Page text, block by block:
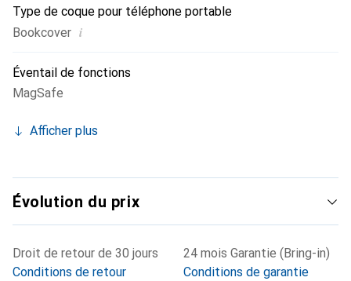
Type de coque pour téléphone portable
Bookcover i
Éventail de fonctions
MagSafe
Afficher plus
Évolution du prix
Droit de retour de 30 jours
Conditions de retour
24 mois Garantie (Bring-in)
Conditions de garantie